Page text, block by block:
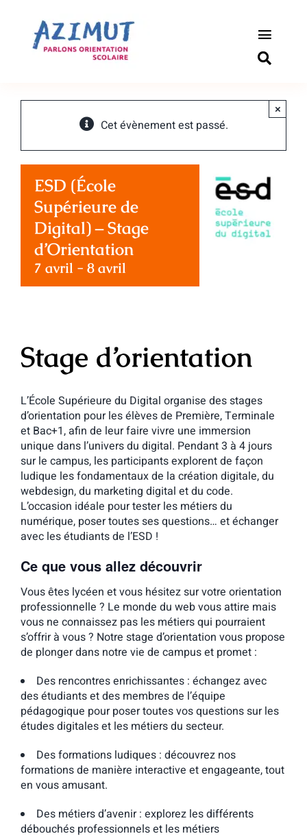
contenu
Toggle
Outils
Actualités
Cet évènement est passé.
×
ESD (École
Supérieure de
Digital) – Stage
d’Orientation
7 avril - 8 avril
Stage d’orientation
L’École Supérieure du Digital organise des stages
d’orientation pour les élèves de Première, Terminale
et Bac+1, afin de leur faire vivre une immersion
unique dans l’univers du digital. Pendant 3 à 4 jours
sur le campus, les participants explorent de façon
ludique les fondamentaux de la création digitale, du
webdesign, du marketing digital et du code.
L’occasion idéale pour tester les métiers du
numérique, poser toutes ses questions… et échanger
avec les étudiants de l’ESD !
Ce que vous allez découvrir
Vous êtes lycéen et vous hésitez sur votre orientation
professionnelle ? Le monde du web vous attire mais
vous ne connaissez pas les métiers qui pourraient
s’offrir à vous ? Notre stage d’orientation vous propose
de plonger dans notre vie de campus et promet :
Des rencontres enrichissantes : échangez avec
des étudiants et des membres de l’équipe
pédagogique pour poser toutes vos questions sur les
études digitales et les métiers du secteur.
Des formations ludiques : découvrez nos
formations de manière interactive et engageante, tout
en vous amusant.
Des métiers d’avenir : explorez les différents
débouchés professionnels et les métiers